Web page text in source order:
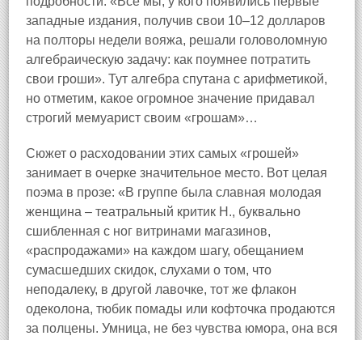
западные издания, получив свои 10–12 долларов
на полторы недели вояжа, решали головоломную
алгебраическую задачу: как поумнее потратить
свои гроши». Тут алгебра спутана с арифметикой,
но отметим, какое огромное значение придавал
строгий мемуарист своим «грошам»…
Сюжет о расходовании этих самых «грошей»
занимает в очерке значительное место. Вот целая
поэма в прозе: «В группе была славная молодая
женщина – театральный критик H., буквально
сшибленная с ног витринами магазинов,
«распродажами» на каждом шагу, обещанием
сумасшедших скидок, слухами о том, что
неподалеку, в другой лавочке, тот же флакон
одеколона, тюбик помады или кофточка продаются
за полцены. Умница, не без чувства юмора, она вся